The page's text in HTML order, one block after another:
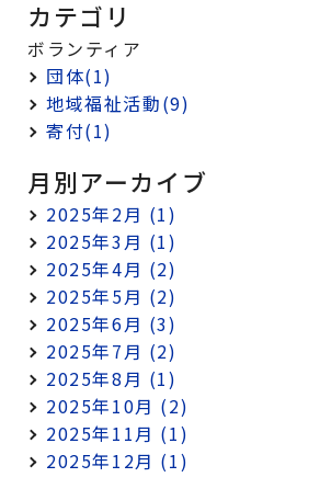
カテゴリ
ボランティア
団体(1)
地域福祉活動(9)
寄付(1)
月別アーカイブ
2025年2月 (1)
2025年3月 (1)
2025年4月 (2)
2025年5月 (2)
2025年6月 (3)
2025年7月 (2)
2025年8月 (1)
2025年10月 (2)
2025年11月 (1)
2025年12月 (1)